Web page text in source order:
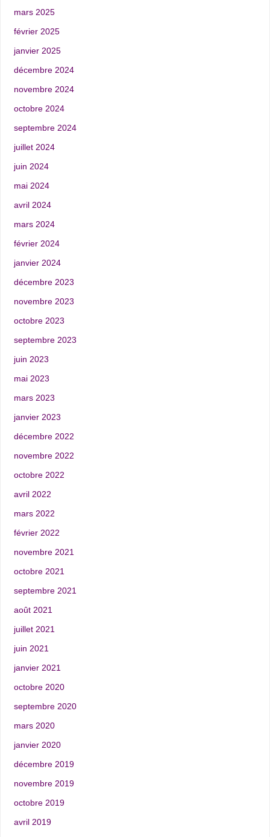
mars 2025
février 2025
janvier 2025
décembre 2024
novembre 2024
octobre 2024
septembre 2024
juillet 2024
juin 2024
mai 2024
avril 2024
mars 2024
février 2024
janvier 2024
décembre 2023
novembre 2023
octobre 2023
septembre 2023
juin 2023
mai 2023
mars 2023
janvier 2023
décembre 2022
novembre 2022
octobre 2022
avril 2022
mars 2022
février 2022
novembre 2021
octobre 2021
septembre 2021
août 2021
juillet 2021
juin 2021
janvier 2021
octobre 2020
septembre 2020
mars 2020
janvier 2020
décembre 2019
novembre 2019
octobre 2019
avril 2019